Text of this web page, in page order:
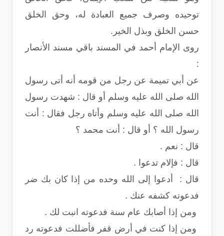
توحيده وصرف جميع العبادة له، وحق الخلق
حسن الخلق وبذل الخير.
روى الإمام أحمد في المسند باقي مسند الأنصار
:
عن أبي تميمة عن رجل من قومه أنه أتى رسول
الله صلى الله عليه وسلم أو قال : شهدت رسول
الله صلى الله عليه وسلم وأتاه رجل فقال : أنت
رسول الله ؟ أو قال : أنت محمد ؟
قال : نعم .
قال : فإلام تدعوا .
قال : أدعوا إلى الله وحده من إذا كان بك ضر
فدعوته كشفه عنك .
ومن إذا أصابك عام سنة فدعوته انبت لك .
ومن إذا كنت في أرض قفر فأضللت فدعوته رد